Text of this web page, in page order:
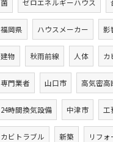
菌 ゼロエネルギーハウス
福岡県 ハウスメーカー 影
建物 秋雨前線 人体 カ
専門業者 山口市 高気密高
24時間換気設備 中津市 工
カビトラブル 新築 リフォ